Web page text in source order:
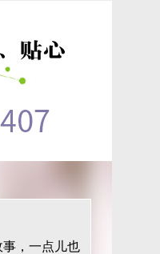
，一点儿也